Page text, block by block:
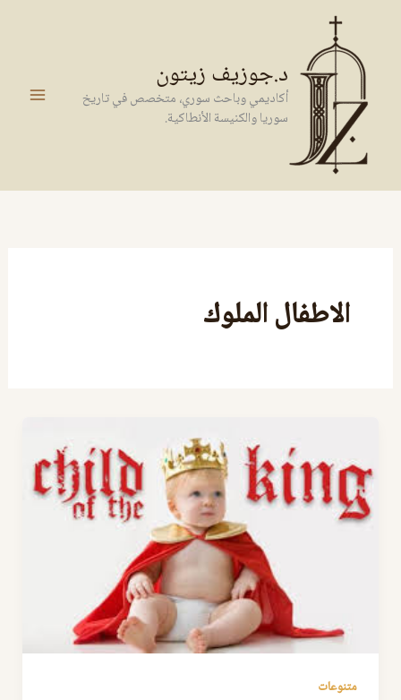
المحتوى
د.جوزيف زيتون
أكاديمي وباحث سوري، متخصص في تاريخ
سوريا والكنيسة الأنطاكية.
الاطفال الملوك
متنوعات